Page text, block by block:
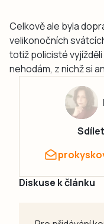
Celkově ale byla
velikonočních
totiž policisté
nehodám, z nichž si
Diskuse k článku